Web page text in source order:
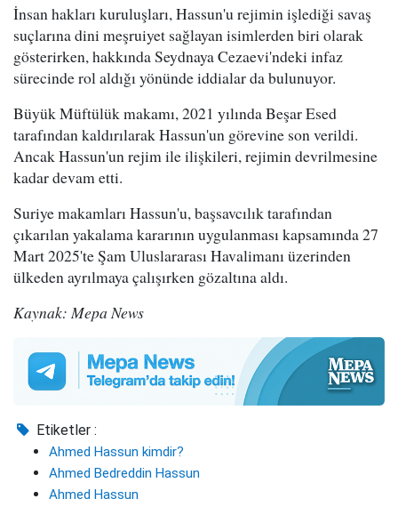
İnsan hakları kuruluşları, Hassun'u rejimin işlediği savaş
suçlarına dini meşruiyet sağlayan isimlerden biri olarak
gösterirken, hakkında Seydnaya Cezaevi'ndeki infaz
sürecinde rol aldığı yönünde iddialar da bulunuyor.
Büyük Müftülük makamı, 2021 yılında Beşar Esed
tarafından kaldırılarak Hassun'un görevine son verildi.
Ancak Hassun'un rejim ile ilişkileri, rejimin devrilmesine
kadar devam etti.
Suriye makamları Hassun'u, başsavcılık tarafından
çıkarılan yakalama kararının uygulanması kapsamında 27
Mart 2025'te Şam Uluslararası Havalimanı üzerinden
ülkeden ayrılmaya çalışırken gözaltına aldı.
Kaynak: Mepa News
Etiketler :
Ahmed Hassun kimdir?
Ahmed Bedreddin Hassun
Ahmed Hassun